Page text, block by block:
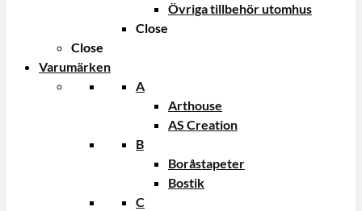
Övriga tillbehör utomhus
Close
Close
Varumärken
A
Arthouse
AS Creation
B
Boråstapeter
Bostik
C